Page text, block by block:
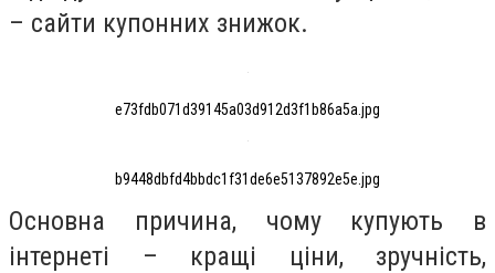
– сайти купонних знижок.
e73fdb071d39145a03d912d3f1b86a5a.jpg
b9448dbfd4bbdc1f31de6e5137892e5e.jpg
Основна причина, чому купують в
інтернеті – кращі ціни, зручність,